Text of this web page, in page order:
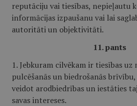
reputāciju vai tiesības, nepieļautu
informācijas izpaušanu vai lai
autoritāti un objektivitāti.
11. pants
1. Jebkuram cilvēkam ir tiesības
pulcēšanās un biedrošanās
veidot arodbiedrības un iestāties
savas intereses.